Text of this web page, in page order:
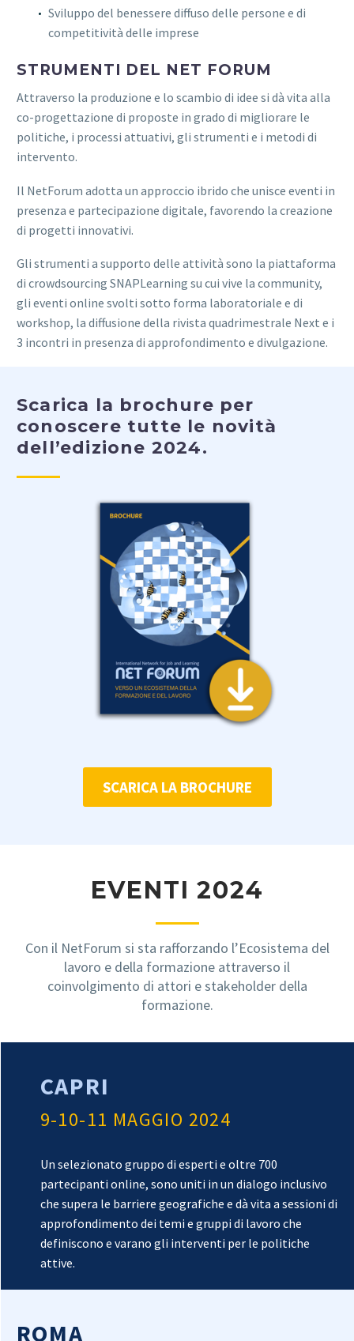
Sviluppo del benessere diffuso delle persone e di
competitività delle imprese
STRUMENTI DEL NET FORUM
Attraverso la produzione e lo scambio di idee si dà vita alla
co-progettazione di proposte in grado di migliorare le
politiche, i processi attuativi, gli strumenti e i metodi di
intervento.
Il NetForum adotta un approccio ibrido che unisce eventi in
presenza e partecipazione digitale, favorendo la creazione
di progetti innovativi.
Gli strumenti a supporto delle attività sono la piattaforma
di crowdsourcing SNAPLearning su cui vive la community,
gli eventi online svolti sotto forma laboratoriale e di
workshop, la diffusione della rivista quadrimestrale Next e i
3 incontri in presenza di approfondimento e divulgazione.
Scarica la brochure per
conoscere tutte le novità
dell’edizione 2024.
SCARICA LA BROCHURE
EVENTI 2024
Con il NetForum si sta rafforzando l’Ecosistema del
lavoro e della formazione attraverso il
coinvolgimento di attori e stakeholder della
formazione.
CAPRI
9-10-11 MAGGIO 2024
Un selezionato gruppo di esperti e oltre 700
partecipanti online, sono uniti in un dialogo inclusivo
che supera le barriere geografiche e dà vita a sessioni di
approfondimento dei temi e gruppi di lavoro che
definiscono e varano gli interventi per le politiche
attive.
ROMA